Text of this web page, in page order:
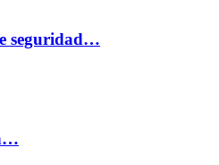
seguridad…